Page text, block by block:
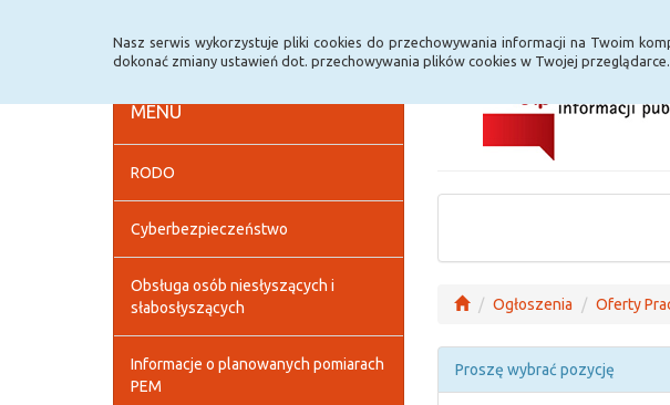
Nasz serwis wykorzystuje pliki cookies do przechowywania informacji na Twoim
dokonać zmiany ustawień dot. przechowywania plików cookies w Twojej
MENU
RODO
Cyberbezpieczeństwo
Obsługa osób niesłyszących i
słabosłyszących
Informacje o planowanych pomiarach
PEM
Ogłoszenia Oferty
Proszę wybrać pozycję